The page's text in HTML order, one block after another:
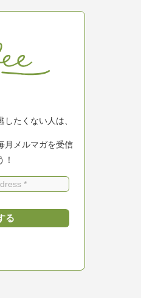
たくない人は、
月メルマガを受信
！